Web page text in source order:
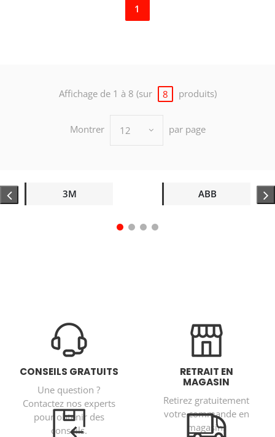
1
Affichage de 1 à 8 (sur 8 produits)
Montrer 12 par page
3M ABB
CONSEILS GRATUITS
Une question ?
Contactez nos experts
pour obtenir des
conseils.
RETRAIT EN
MAGASIN
Retirez gratuitement
votre commande en
magasin.